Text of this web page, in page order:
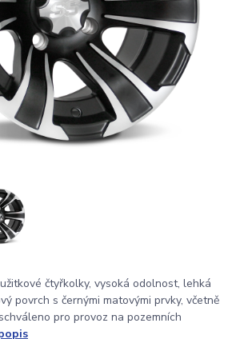
čtyřkolky, vysoká odolnost, lehká
povrch s černými matovými prvky, včetně
pro provoz na pozemních